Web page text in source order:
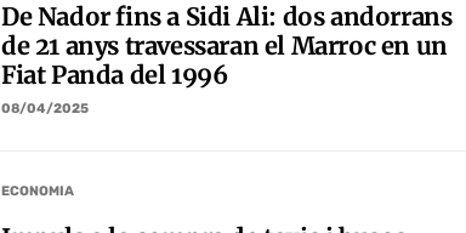
De Nador fins a Sidi Ali: dos andorrans
de 21 anys travessaran el Marroc en un
Fiat Panda del 1996
08/04/2025
ECONOMIA